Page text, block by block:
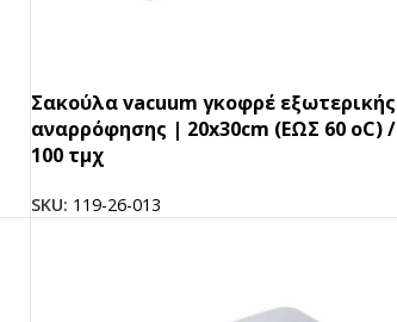
Σακούλα vacuum γκοφρέ εξωτερικής
αναρρόφησης | 20x30cm (ΕΩΣ 60 oC) /
100 τμχ
SKU: 119-26-013